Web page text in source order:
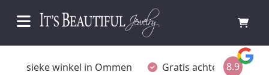
Fysieke winkel in Ommen Gratis achteraf betalen
8.9